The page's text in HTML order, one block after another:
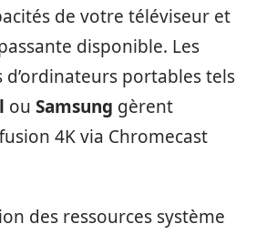
de votre téléviseur et
disponible. Les
d’ordinateurs portables tels
ou Samsung gèrent
4K via Chromecast
des ressources système